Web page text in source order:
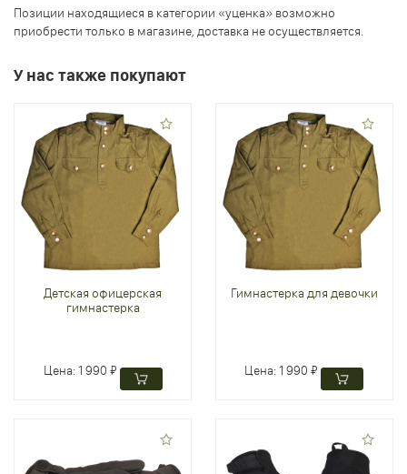
Позиции находящиеся в категории «уценка» возможно
приобрести только в магазине, доставка не осуществляется.
У нас также покупают
Детская офицерская
гимнастерка
Цена:1 990 ₽
Гимнастерка для девочки
Цена:1 990 ₽